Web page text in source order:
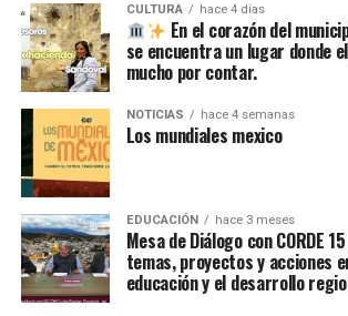
CULTURA hace 4 días
En el corazón del
se encuentra un lugar donde
mucho por contar.
NOTICIAS hace 4 semanas
Los mundiales mexico
EDUCACIÓN hace 3 meses
Mesa de Diálogo con CORDE
temas, proyectos y acciones
educación y el desarrollo